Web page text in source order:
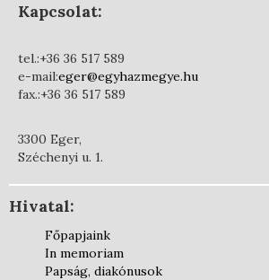
Kapcsolat:
tel.:+36 36 517 589
e-mail:eger@egyhazmegye.hu
fax.:+36 36 517 589
3300 Eger,
Széchenyi u. 1.
Hivatal:
Főpapjaink
In memoriam
Papság, diakónusok